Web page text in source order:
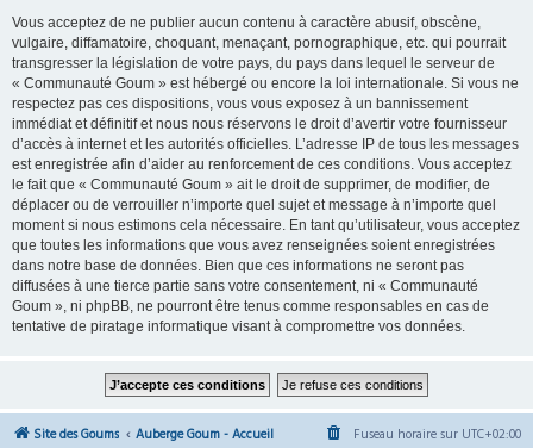
Vous acceptez de ne publier aucun contenu à caractère abusif, obscène,
vulgaire, diffamatoire, choquant, menaçant, pornographique, etc. qui pourrait
transgresser la législation de votre pays, du pays dans lequel le serveur de
« Communauté Goum » est hébergé ou encore la loi internationale. Si vous ne
respectez pas ces dispositions, vous vous exposez à un bannissement
immédiat et définitif et nous nous réservons le droit d’avertir votre fournisseur
d’accès à internet et les autorités officielles. L’adresse IP de tous les messages
est enregistrée afin d’aider au renforcement de ces conditions. Vous acceptez
le fait que « Communauté Goum » ait le droit de supprimer, de modifier, de
déplacer ou de verrouiller n’importe quel sujet et message à n’importe quel
moment si nous estimons cela nécessaire. En tant qu’utilisateur, vous acceptez
que toutes les informations que vous avez renseignées soient enregistrées
dans notre base de données. Bien que ces informations ne seront pas
diffusées à une tierce partie sans votre consentement, ni « Communauté
Goum », ni phpBB, ne pourront être tenus comme responsables en cas de
tentative de piratage informatique visant à compromettre vos données.
Site des Goums Auberge Goum - Accueil Fuseau horaire sur UTC+02:00